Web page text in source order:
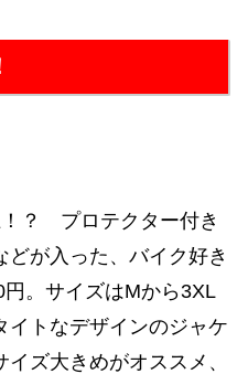
？ プロテクター付き
が入った、バイク好き
。サイズはMから3XL
イトなデザインのジャケ
ズ大きめがオススメ、